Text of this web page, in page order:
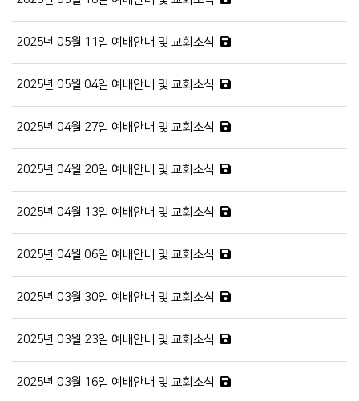
2025년 05월 11일 예배안내 및 교회소식
2025년 05월 04일 예배안내 및 교회소식
2025년 04월 27일 예배안내 및 교회소식
2025년 04월 20일 예배안내 및 교회소식
2025년 04월 13일 예배안내 및 교회소식
2025년 04월 06일 예배안내 및 교회소식
2025년 03월 30일 예배안내 및 교회소식
2025년 03월 23일 예배안내 및 교회소식
2025년 03월 16일 예배안내 및 교회소식